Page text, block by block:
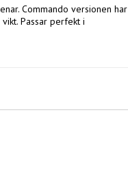
Commando versionen har
Passar perfekt i